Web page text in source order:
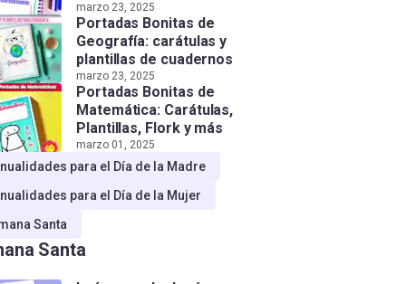
marzo 23, 2025
Portadas Bonitas de
Geografía: carátulas y
plantillas de cuadernos
marzo 23, 2025
Portadas Bonitas de
Matemática: Carátulas,
Plantillas, Flork y más
marzo 01, 2025
para el Día de la Madre
para el Día de la Mujer
Santa
Santa